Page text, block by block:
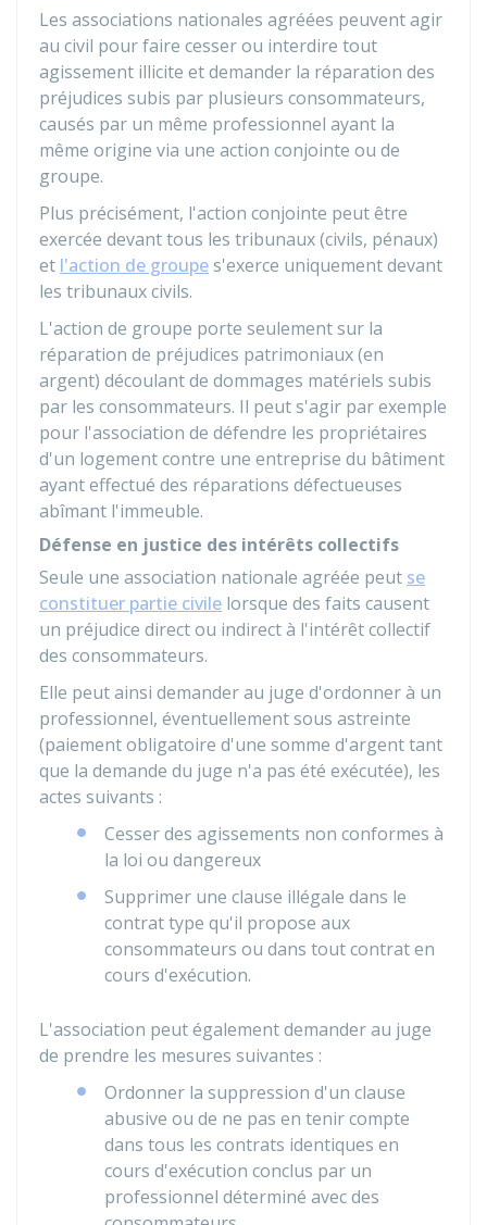
Les associations nationales agréées peuvent agir
au civil pour faire cesser ou interdire tout
agissement illicite et demander la réparation des
préjudices subis par plusieurs consommateurs,
causés par un même professionnel ayant la
même origine via une action conjointe ou de
groupe.
Plus précisément, l'action conjointe peut être
exercée devant tous les tribunaux (civils, pénaux)
et l'action de groupes'exerce uniquement devant
les tribunaux civils.
L'action de groupe porte seulement sur la
réparation de préjudices patrimoniaux (en
argent) découlant de dommages matériels subis
par les consommateurs. Il peut s'agir par exemple
pour l'association de défendre les propriétaires
d'un logement contre une entreprise du bâtiment
ayant effectué des réparations défectueuses
abîmant l'immeuble.
Défense en justice des intérêts collectifs
Seule une association nationale agréée peut se
constituer partie civile lorsque des faits causent
un préjudice direct ou indirect à l'intérêt collectif
des consommateurs.
Elle peut ainsi demander au juge d'ordonner à un
professionnel, éventuellement sous astreinte
(paiement obligatoire d'une somme d'argent tant
que la demande du juge n'a pas été exécutée), les
actes suivants :
Cesser des agissements non conformes à
la loi ou dangereux
Supprimer une clause illégale dans le
contrat type qu'il propose aux
consommateurs ou dans tout contrat en
cours d'exécution.
L'association peut également demander au juge
de prendre les mesures suivantes :
Ordonner la suppression d'un clause
abusive ou de ne pas en tenir compte
dans tous les contrats identiques en
cours d'exécution conclus par un
professionnel déterminé avec des